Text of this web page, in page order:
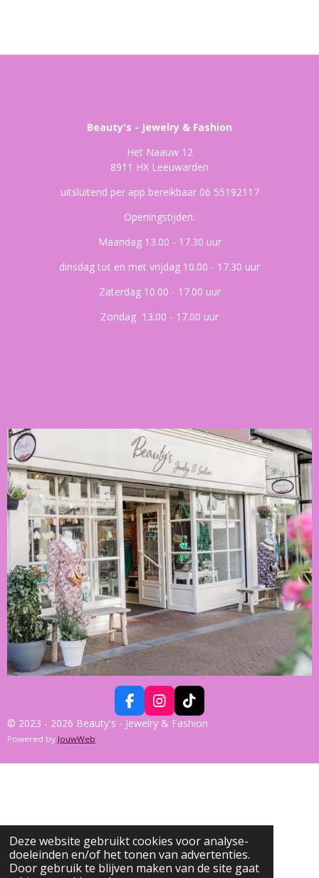
Deze website gebruikt cookies voor analyse-
doeleinden en/of het tonen van advertenties.
Door gebruik te blijven maken van de site gaat
Beauty's - Jewelry & Fashion
Het Naauw 12
8911 HX Leeuwarden
uitsluitend per app bereikbaar 06 55192117
Openingstijden:
Maandag 13.00 - 17.30 uur
dinsdag tot en met vrijdag 10.00 - 17.30 uur
Zaterdag 10.00 - 17.00 uur
Zondag 13.00 - 17.00 uur
F
A
B
I
N
A
T
I
O
© 2023 - 2026 Beauty's - Jewelry & Fashion
Powered by JouwWeb